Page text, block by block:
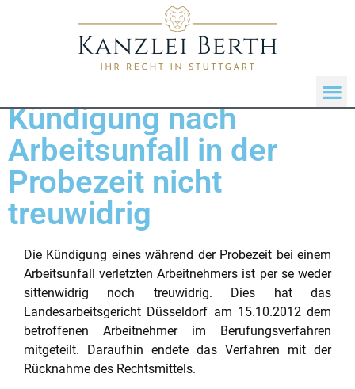
Kündigung nach
Arbeitsunfall in der
Probezeit nicht
treuwidrig
Die Kündigung eines während der Probezeit bei einem
Arbeitsunfall verletzten Arbeitnehmers ist per se weder
sittenwidrig noch treuwidrig. Dies hat das
Landesarbeitsgericht Düsseldorf am 15.10.2012 dem
betroffenen Arbeitnehmer im Berufungsverfahren
mitgeteilt. Daraufhin endete das Verfahren mit der
Rücknahme des Rechtsmittels.